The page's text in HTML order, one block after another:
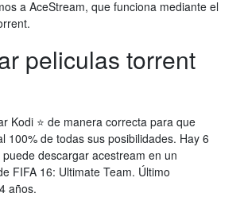
a AceStream, que funciona mediante el
peliculas torrent
Kodi ⭐ de manera correcta para que
100% de todas sus posibilidades. Hay 6
descargar acestream en un
FIFA 16: Ultimate Team. Último
años.